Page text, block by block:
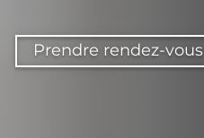
Prendre rendez-vous